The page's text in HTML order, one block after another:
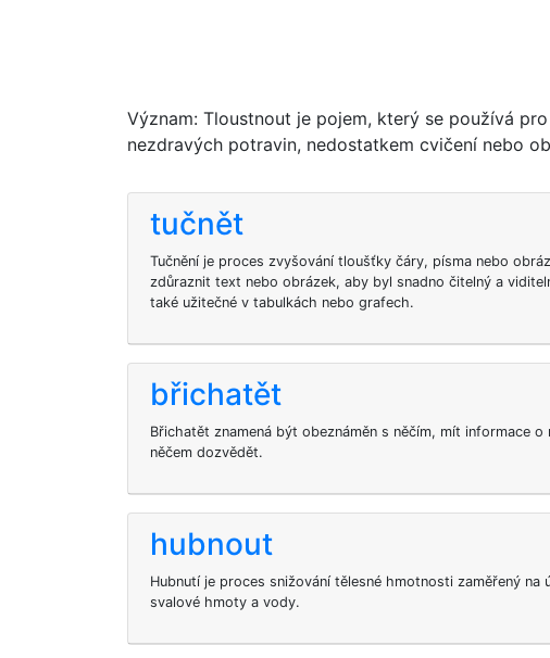
Význam: Tloustnout je pojem, který se používá
nezdravých potravin, nedostatkem cvičení nebo
tučnět
Tučnění je proces zvyšování tloušťky čáry, písma nebo
zdůraznit text nebo obrázek, aby byl snadno čitelný a
také užitečné v tabulkách nebo grafech.
břichatět
Břichatět znamená být obeznáměn s něčím, mít informace o
něčem dozvědět.
hubnout
Hubnutí je proces snižování tělesné hmotnosti zaměřený na
svalové hmoty a vody.